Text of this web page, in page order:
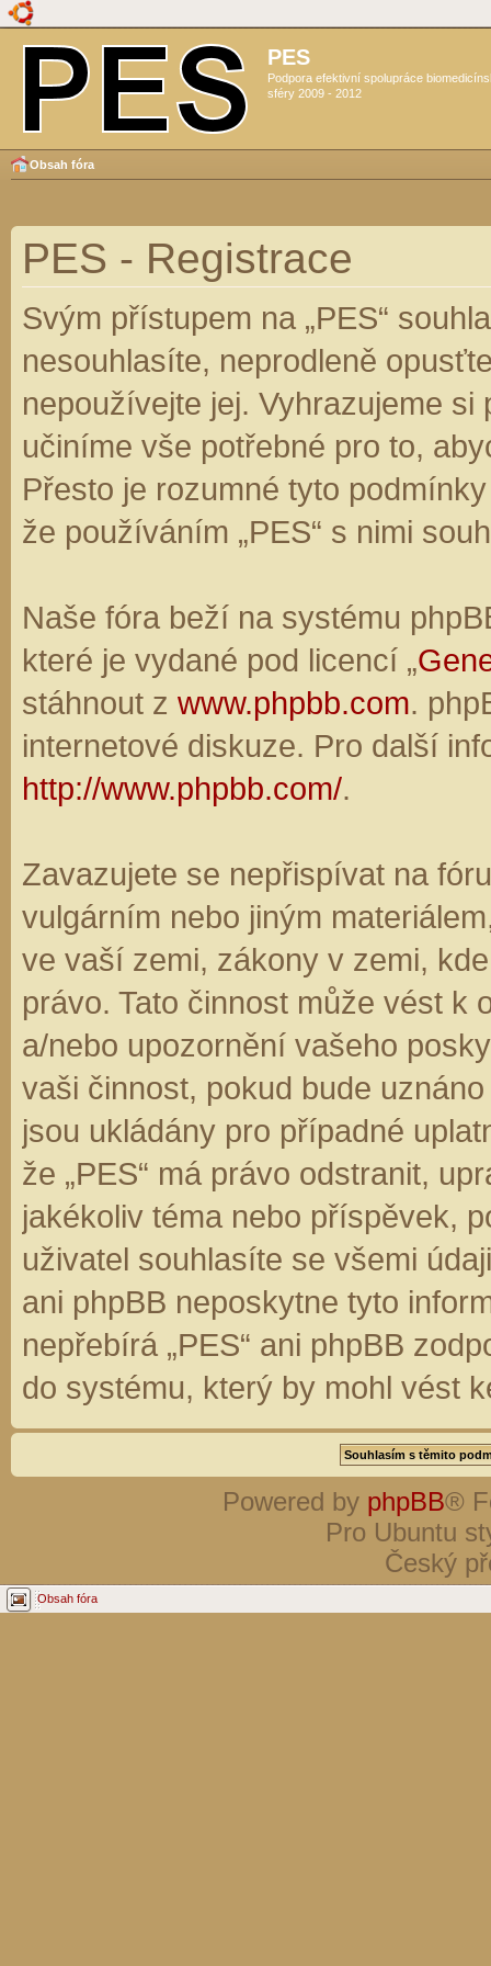
PES
Podpora efektivní spolupráce
sféry 2009 - 2012
Obsah fóra
PES - Registrace
Svým přístupem na „PES“
nesouhlasíte, neprodleně
nepoužívejte jej. Vyhrazujeme
učiníme vše potřebné pro to,
Přesto je rozumné tyto
že používáním „PES“ s nimi
Naše fóra beží na systému
které je vydané pod licencí „
stáhnout z www.phpbb.com.
internetové diskuze. Pro další
http://www.phpbb.com/.
Zavazujete se nepřispívat na
vulgárním nebo jiným
ve vaší zemi, zákony v zemi,
právo. Tato činnost může vést k
a/nebo upozornění vašeho
vaši činnost, pokud bude
jsou ukládány pro případné
že „PES“ má právo odstranit,
jakékoliv téma nebo příspěvek,
uživatel souhlasíte se všemi
ani phpBB neposkytne tyto
nepřebírá „PES“ ani phpBB
do systému, který by mohl vést
Powered by phpBB®
Pro Ubuntu
Český
Obsah fóra